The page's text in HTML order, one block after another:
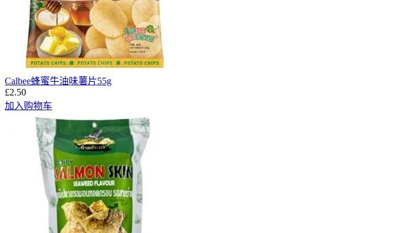
Calbee蜂蜜牛油味薯片55g
£2.50
加入购物车